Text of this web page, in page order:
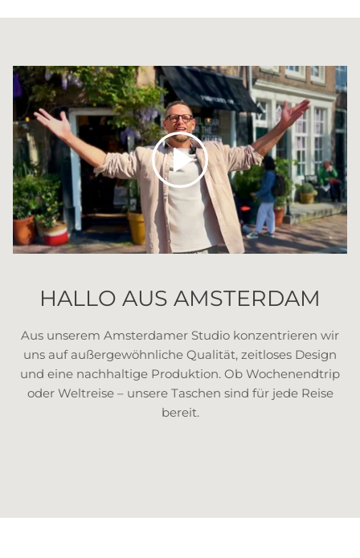
Abspielen
HALLO AUS AMSTERDAM
Aus unserem Amsterdamer Studio konzentrieren wir
uns auf außergewöhnliche Qualität, zeitloses Design
und eine nachhaltige Produktion. Ob Wochenendtrip
oder Weltreise – unsere Taschen sind für jede Reise
bereit.